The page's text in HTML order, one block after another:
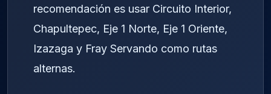
recomendación es usar Circuito Interior,
Chapultepec, Eje 1 Norte, Eje 1 Oriente,
Izazaga y Fray Servando como rutas
alternas.